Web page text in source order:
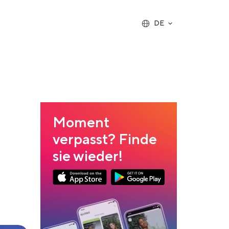
DE
Moment
verpasst? Finde
sie wieder!
Link opens in a new tabLink opens in a new tab